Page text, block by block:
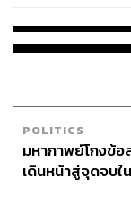
POLITICS
มหากาพย์โกงข้
เดินหน้าสู่จุดจบใ